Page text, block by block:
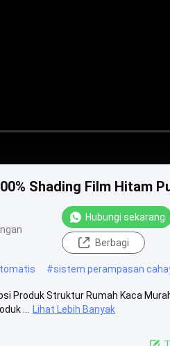
Shading Film Hitam
Hubungi sekarang
Berbagi
#sistem perampasan
Produk Struktur Rumah Kaca
...
Lihat Lebih Banyak